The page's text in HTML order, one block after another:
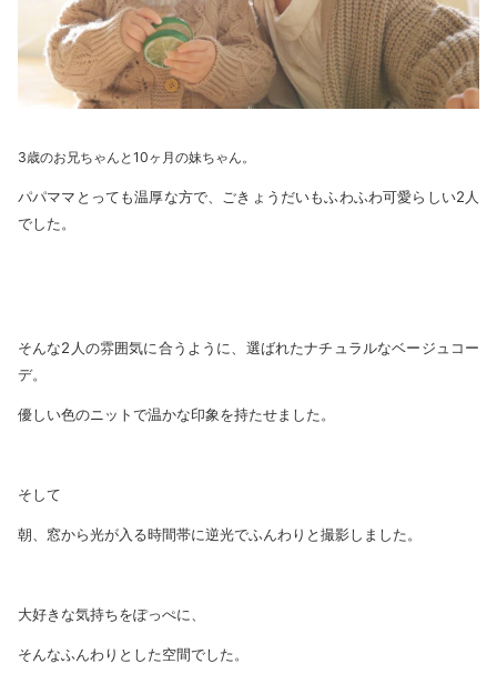
3歳のお兄ちゃんと10ヶ月の妹ちゃん。
パパママとっても温厚な方で、ごきょうだいもふわふわ可愛らしい2人
でした。
そんな2人の雰囲気に合うように、選ばれたナチュラルなベージュコー
デ。
優しい色のニットで温かな印象を持たせました。
そして
朝、窓から光が入る時間帯に逆光でふんわりと撮影しました。
大好きな気持ちをぽっぺに、
そんなふんわりとした空間でした。